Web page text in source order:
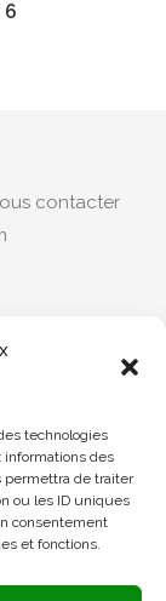
technologies
des
permettra de traiter
ou les ID uniques
consentement
et fonctions.
6
contacter